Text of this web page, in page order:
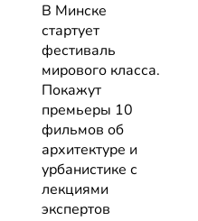
В Минске
стартует
фестиваль
мирового класса.
Покажут
премьеры 10
фильмов об
архитектуре и
урбанистике с
лекциями
экспертов